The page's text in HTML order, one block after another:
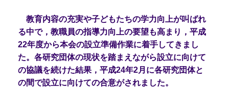
教育内容の充実や子どもたちの学力向上が叫ばれ
る中で， 教職員の指導力向上の要望も高まり，平成
22年度から本会の設立準備作業に着手してきまし
た。各研究団体の現状を踏まえ ながら設立に向けて
の協議を続けた結果，平成24年2月に各研究団体と
の間で設立に向けての合意がされました。